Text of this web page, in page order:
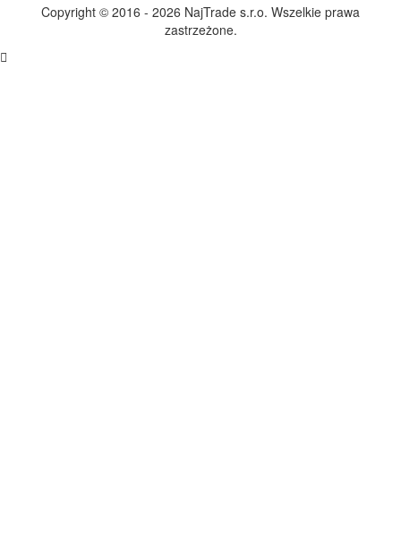
Copyright © 2016 - 2026 NajTrade s.r.o. Wszelkie prawa
zastrzeżone.